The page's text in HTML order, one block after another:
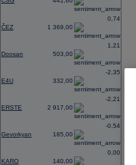
ČEZ 1 369,00
0,74
Doosan 503,00
1,21
E4U 332,00
-2,35
ERSTE 2 917,00
-2,21
Gevorkyan 185,00
-0,54
KARO 140,00
0,00